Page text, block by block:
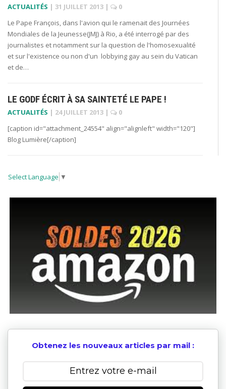
ACTUALITÉS | 31 JUILLET 2013 |
0
Le Pape François, dans l'avion qui le ramenait des Journées
Mondiales de la Jeunesse(JMJ) à Rio, a été interrogé par des
journalistes et notamment sur la question de l'homosexualité
et sur l'existence ou non d'un lobbying gay au sein du Vatican
et de…
LE GODF ÉCRIT À SA SAINTETÉ LE PAPE !
ACTUALITÉS | 24 JUILLET 2013 |
0
[caption id="attachment_24554" align="alignleft" width="120"]
Blog Lumière[/caption]
Select Language ▼
Obtenez les nouveaux articles par mail :